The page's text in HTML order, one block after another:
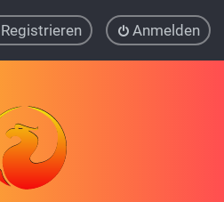
Anmelden
Registrieren